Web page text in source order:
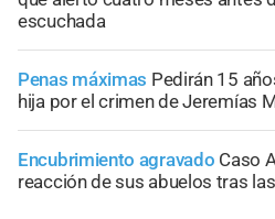
escuchada
Penas máximas Pedirán 15
hija por el crimen de Jeremías
Encubrimiento agravado Caso
reacción de sus abuelos tras